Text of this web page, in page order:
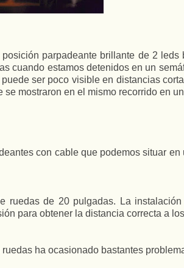
parpadeante brillante de 2
cuando estamos detenidos en un
ser poco visible en distancias
mostraron en el mismo recorrido en
con cable que podemos situar
de 20 pulgadas. La
para obtener la distancia correcta a
ha ocasionado bastantes